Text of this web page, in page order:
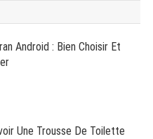
Android : Bien Choisir Et
Une Trousse De Toilette